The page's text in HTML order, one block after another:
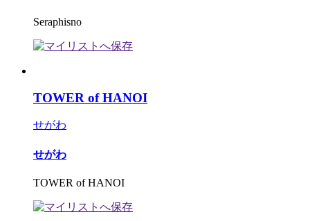
Seraphisno
TOWER of HANOI
せがわ
せがわ
TOWER of HANOI